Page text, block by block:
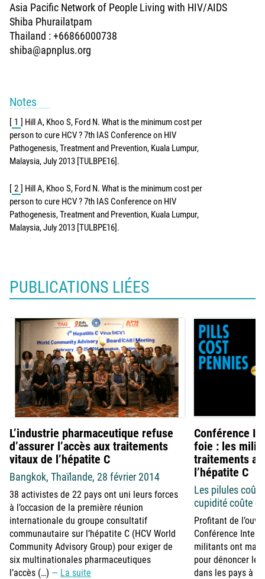
Asia Pacific Network of People Living with HIV/AIDS
Shiba Phurailatpam
Thailand : +66866000738
shiba@apnplus.org
Notes
[ 1 ] Hill A, Khoo S, Ford N. What is the minimum cost per
person to cure HCV ? 7th IAS Conference on HIV
Pathogenesis, Treatment and Prevention, Kuala Lumpur,
Malaysia, July 2013 [TULBPE16].
[ 2 ] Hill A, Khoo S, Ford N. What is the minimum cost per
person to cure HCV ? 7th IAS Conference on HIV
Pathogenesis, Treatment and Prevention, Kuala Lumpur,
Malaysia, July 2013 [TULBPE16].
PUBLICATIONS LIÉES
L’industrie pharmaceutique refuse
d’assurer l’accès aux traitements
vitaux de l’hépatite C
Bangkok, Thaïlande, 28 février 2014
38 activistes de 22 pays ont uni leurs forces
à l’occasion de la première réunion
internationale du groupe consultatif
communautaire sur l’hépatite C (HCV World
Community Advisory Group) pour exiger de
six multinationales pharmaceutiques
l’accès (…)
La suite
Conférence
foie : les
traitements
l’hépatite C
Les pilules
cupidité coûte
Profitant de
Conférence
militants ont
pour dénoncer le
dans les pays à